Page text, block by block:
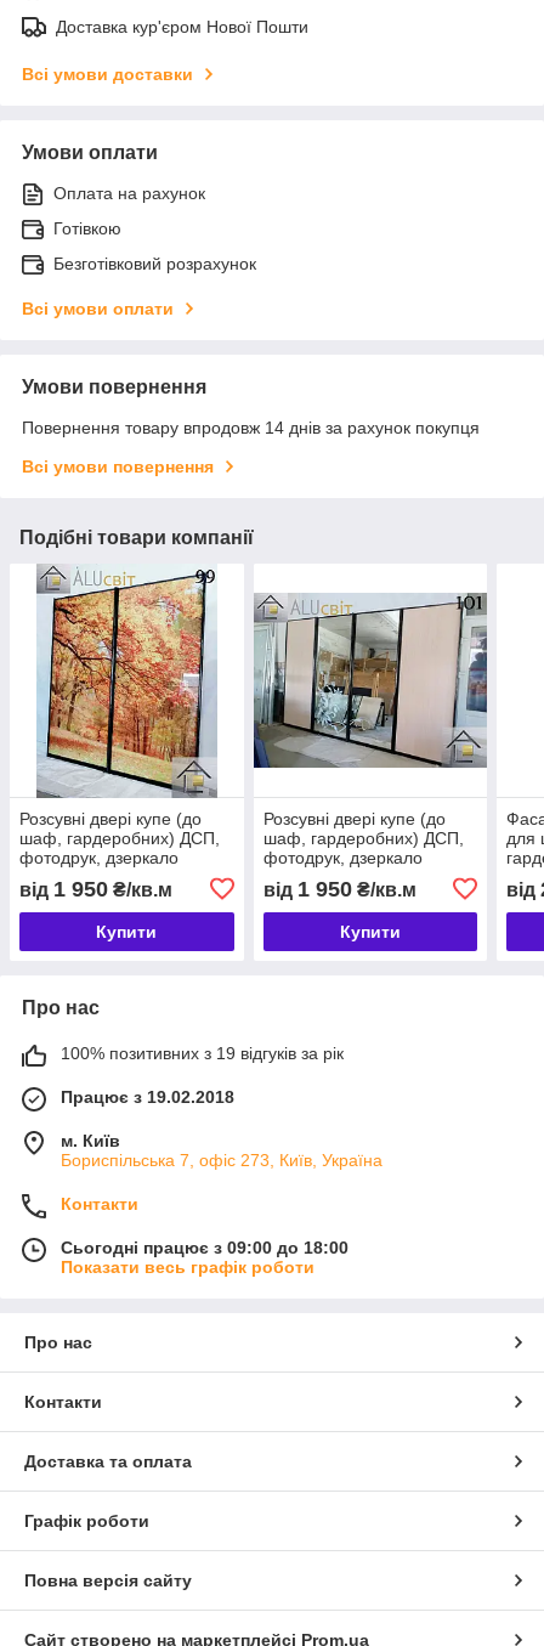
Доставка кур'єром Нової Пошти
Всі умови доставки
Умови оплати
Оплата на рахунок
Готівкою
Безготівковий розрахунок
Всі умови оплати
Умови повернення
Повернення товару впродовж 14 днів за рахунок покупця
Всі умови повернення
Подібні товари компанії
Розсувні двері купе (до
шаф, гардеробних) ДСП,
фотодрук, дзеркало
від 1 950 ₴/кв.м
Купити
Розсувні двері купе (до
шаф, гардеробних) ДСП,
фотодрук, дзеркало
від 1 950₴/кв.м
Купити
для
від
Про нас
100% позитивних з 19 відгуків за рік
Працює з 19.02.2018
м. Київ
Бориспільська 7, офіс 273, Київ, Україна
Контакти
Сьогодні працює з 09:00 до 18:00
Показати весь графік роботи
Про нас
Контакти
Доставка та оплата
Графік роботи
Повна версія сайту
Сайт створено на маркетплейсі Prom.ua